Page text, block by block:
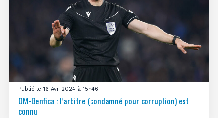
Publié le 16 Avr 2024 à 15h46
OM-Benfica : l’arbitre (condamné pour corruption) est
connu